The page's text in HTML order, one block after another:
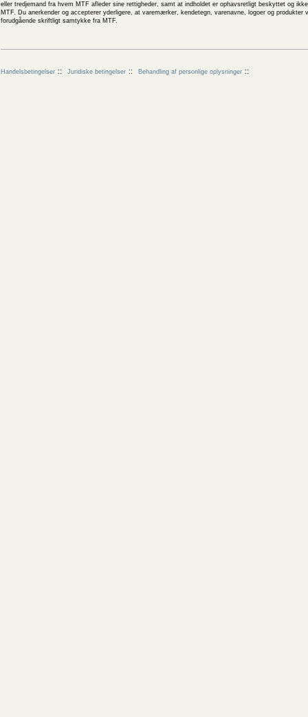
eller tredjemand fra hvem MTF afleder sine rettigheder, samt at indholdet er ophavsretligt beskyttet og
MTF. Du anerkender og accepterer yderligere, at varemærker, kendetegn, varenavne, logoer og
forudgående skriftligt samtykke fra MTF.
Handelsbetingelser Juridiske betingelser Behandling af personlige oplysninger